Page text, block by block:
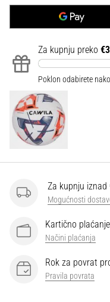
kopačkama
PUMA.
Budi
svake
utakmice,
gola…
Prikaži
članke
Za kupnju preko
Poklon odabirete
Za kupnju iznad
Mogućnosti
Kartično
Načini plaćanja
Rok za povrat
Pravila povrata